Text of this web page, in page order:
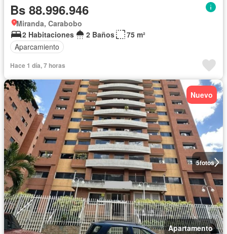
Bs 88.996.946
Miranda, Carabobo
2 Habitaciones
2 Baños
75 m²
Aparcamiento
Hace 1 día, 7 horas
5fotos
Nuevo
Apartamento